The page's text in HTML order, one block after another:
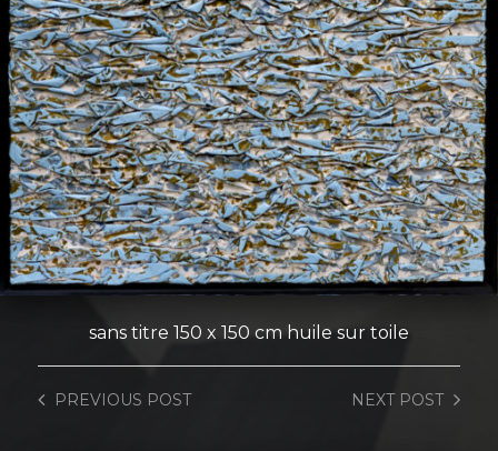
sans titre 150 x 150 cm huile sur toile
NEXTPOST
PREVIOUS POST